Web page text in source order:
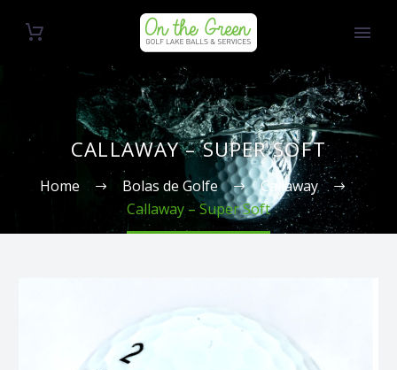
CALLAWAY – SUPER SOFT
Home Bolas de Golfe
Callaway
Callaway – Super Soft